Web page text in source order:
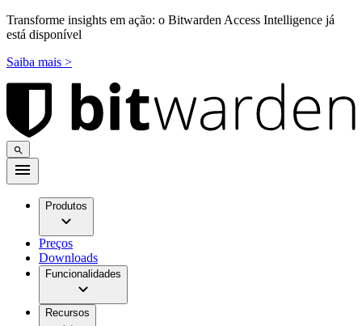
Transforme insights em ação: o Bitwarden Access Intelligence já
está disponível
Saiba mais >
Produtos
Preços
Downloads
Funcionalidades
Recursos